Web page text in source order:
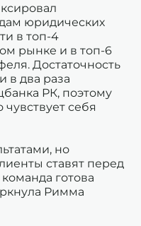
юридических
в топ-4
рынке и в топ-6
Достаточность
в два раза
РК, поэтому
себя
но
ставят перед
готова
Римма